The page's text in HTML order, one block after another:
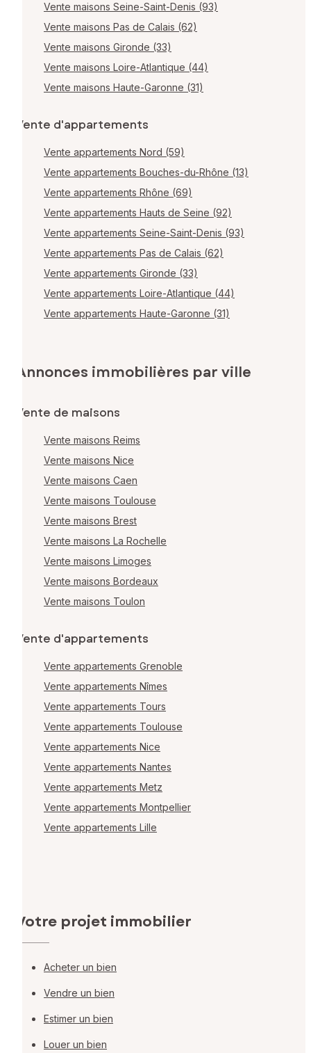
Vente maisons Seine-Saint-Denis (93)
Vente maisons Pas de Calais (62)
Vente maisons Gironde (33)
Vente maisons Loire-Atlantique (44)
Vente maisons Haute-Garonne (31)
Vente d'appartements
Vente appartements Nord (59)
Vente appartements Bouches-du-Rhône (13)
Vente appartements Rhône (69)
Vente appartements Hauts de Seine (92)
Vente appartements Seine-Saint-Denis (93)
Vente appartements Pas de Calais (62)
Vente appartements Gironde (33)
Vente appartements Loire-Atlantique (44)
Vente appartements Haute-Garonne (31)
Annonces immobilières par ville
Vente de maisons
Vente maisons Reims
Vente maisons Nice
Vente maisons Caen
Vente maisons Toulouse
Vente maisons Brest
Vente maisons La Rochelle
Vente maisons Limoges
Vente maisons Bordeaux
Vente maisons Toulon
Vente d'appartements
Vente appartements Grenoble
Vente appartements Nîmes
Vente appartements Tours
Vente appartements Toulouse
Vente appartements Nice
Vente appartements Nantes
Vente appartements Metz
Vente appartements Montpellier
Vente appartements Lille
Votre projet immobilier
Acheter un bien
Vendre un bien
Estimer un bien
Louer un bien